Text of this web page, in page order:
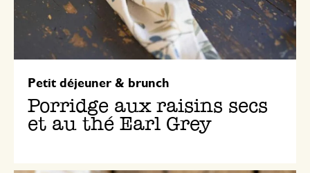
Petit déjeuner & brunch
Porridge aux raisins secs
et au thé Earl Grey